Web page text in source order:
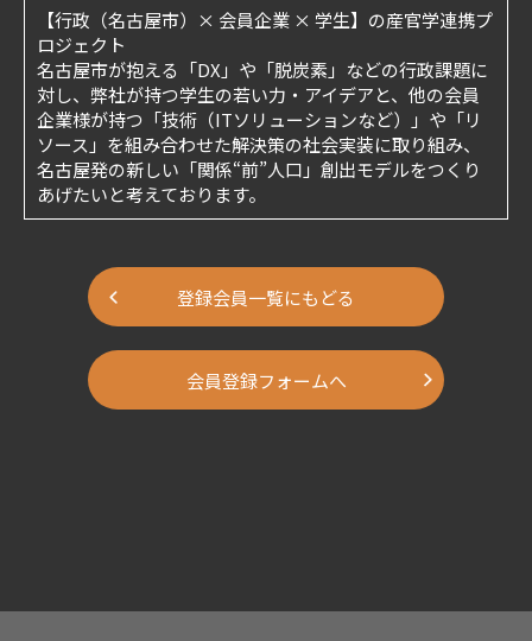
【行政（名古屋市）× 会員企業 × 学生】の産官学連携プ
ロジェクト
名古屋市が抱える「DX」や「脱炭素」などの行政課題に
対し、弊社が持つ学生の若い力・アイデアと、他の会員
企業様が持つ「技術（ITソリューションなど）」や「リ
ソース」を組み合わせた解決策の社会実装に取り組み、
名古屋発の新しい「関係“前”人口」創出モデルをつくり
あげたいと考えております。
登録会員一覧にもどる
会員登録フォームへ